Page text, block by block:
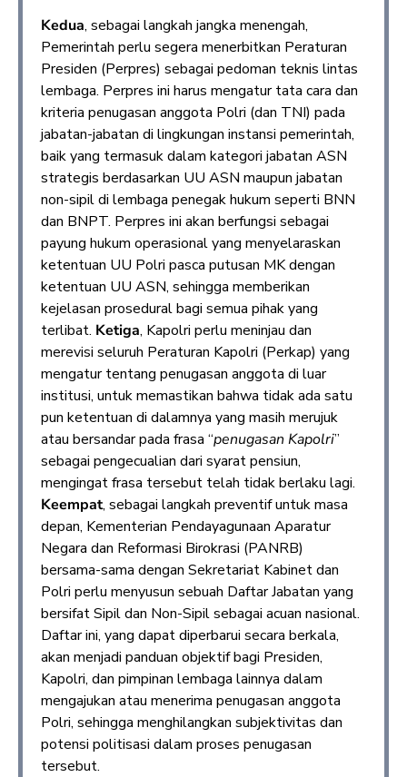
Kedua, sebagai langkah jangka menengah,
Pemerintah perlu segera menerbitkan Peraturan
Presiden (Perpres) sebagai pedoman teknis lintas
lembaga. Perpres ini harus mengatur tata cara dan
kriteria penugasan anggota Polri (dan TNI) pada
jabatan-jabatan di lingkungan instansi pemerintah,
baik yang termasuk dalam kategori jabatan ASN
strategis berdasarkan UU ASN maupun jabatan
non-sipil di lembaga penegak hukum seperti BNN
dan BNPT. Perpres ini akan berfungsi sebagai
payung hukum operasional yang menyelaraskan
ketentuan UU Polri pasca putusan MK dengan
ketentuan UU ASN, sehingga memberikan
kejelasan prosedural bagi semua pihak yang
terlibat. Ketiga, Kapolri perlu meninjau dan
merevisi seluruh Peraturan Kapolri (Perkap) yang
mengatur tentang penugasan anggota di luar
institusi, untuk memastikan bahwa tidak ada satu
pun ketentuan di dalamnya yang masih merujuk
atau bersandar pada frasa “penugasan Kapolri”
sebagai pengecualian dari syarat pensiun,
mengingat frasa tersebut telah tidak berlaku lagi.
Keempat, sebagai langkah preventif untuk masa
depan, Kementerian Pendayagunaan Aparatur
Negara dan Reformasi Birokrasi (PANRB)
bersama-sama dengan Sekretariat Kabinet dan
Polri perlu menyusun sebuah Daftar Jabatan yang
bersifat Sipil dan Non-Sipil sebagai acuan nasional.
Daftar ini, yang dapat diperbarui secara berkala,
akan menjadi panduan objektif bagi Presiden,
Kapolri, dan pimpinan lembaga lainnya dalam
mengajukan atau menerima penugasan anggota
Polri, sehingga menghilangkan subjektivitas dan
potensi politisasi dalam proses penugasan
tersebut.